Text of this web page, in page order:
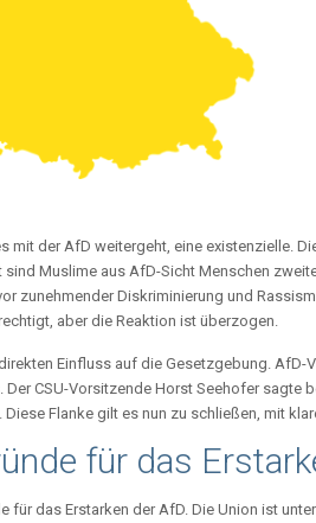
der AfD weitergeht, eine existenzielle.
Muslime aus AfD-Sicht Menschen
zunehmender Diskriminierung und
aber die Reaktion ist überzogen.
Einfluss auf die Gesetzgebung.
CSU-Vorsitzende Horst Seehofer sagte
Flanke gilt es nun zu schließen, mit
für das
das Erstarken der AfD. Die Union ist